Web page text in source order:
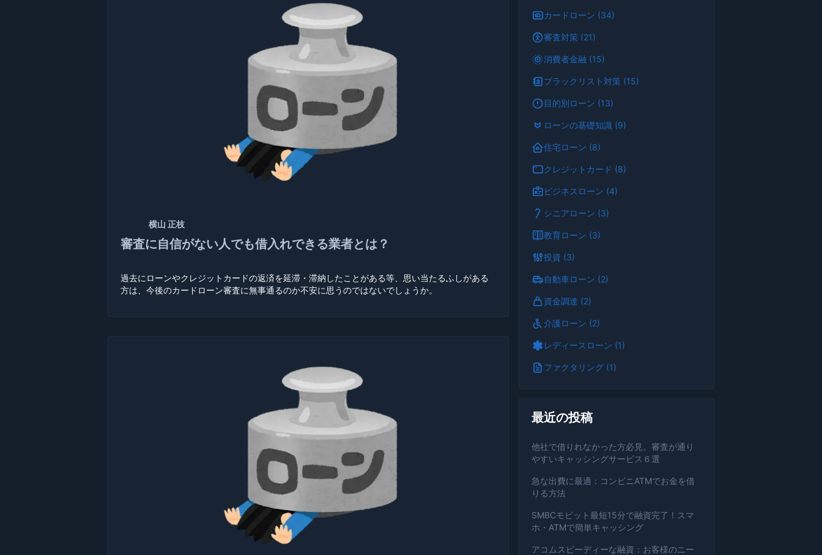
横山 正枝
審査に自信がない人でも借入れできる業者とは？
過去にローンやクレジットカードの返済を延滞・滞納したことがある等、思い当たるふしがある
方は、今後のカードローン審査に無事通るのか不安に思うのではないでしょうか。
カードローン (34)
審査対策 (21)
消費者金融 (15)
ブラックリスト対策 (15)
目的別ローン (13)
ローンの基礎知識 (9)
住宅ローン (8)
クレジットカード (8)
ビジネスローン (4)
シニアローン (3)
教育ローン (3)
投資 (3)
自動車ローン (2)
資金調達 (2)
介護ローン (2)
レディースローン (1)
ファクタリング (1)
最近の投稿
他社で借りれなかった方必見。審査が通り
やすいキャッシングサービス６選
急な出費に最適：コンビニATMでお金を借
りる方法
SMBCモビット最短15分で融資完了！スマ
ホ・ATMで簡単キャッシング
アコムスピーディーな融資：お客様のニー